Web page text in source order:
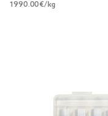
1990.00€/kg